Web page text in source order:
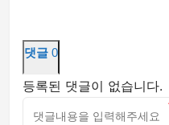
댓글 0
등록된 댓글이 없습니다.